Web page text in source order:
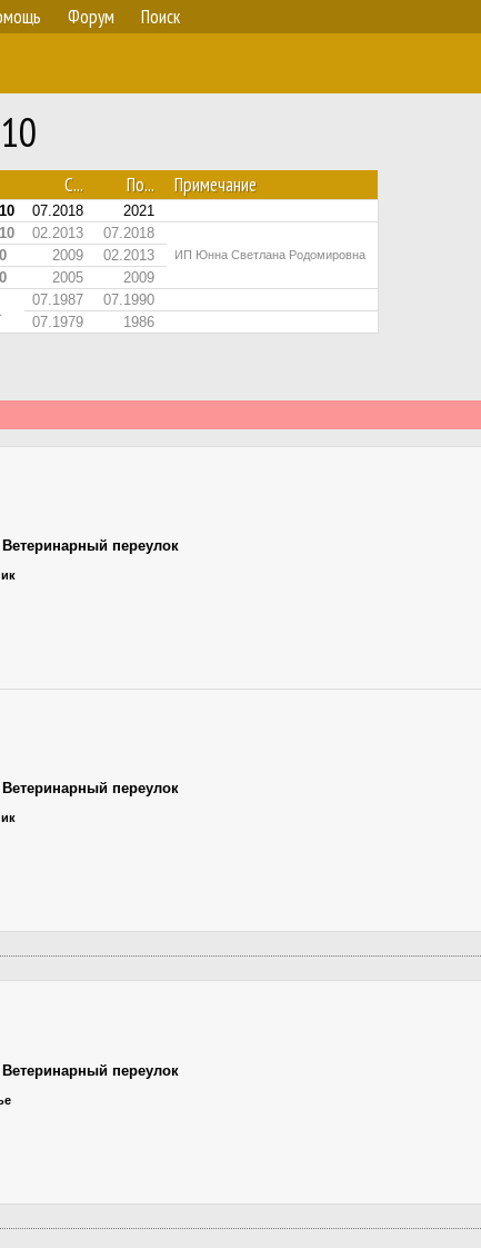
Форум Поиск
С... По... Примечание
07.2018 2021
02.2013 07.2018
ИП Юнна Светлана Родомировна
2009
02.2013
2005 2009
07.1987 07.1990
07.1979 1986
Ветеринарный переулок
Ветеринарный переулок
Ветеринарный переулок